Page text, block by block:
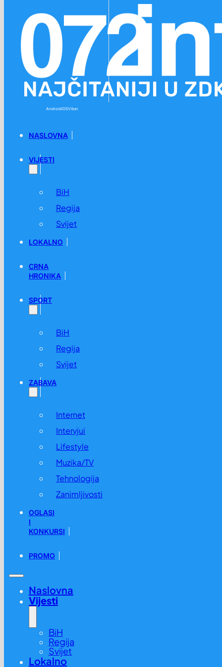
AndroidiOSViber
NASLOVNA
VIJESTI
BiH
Regija
Svijet
LOKALNO
CRNA
HRONIKA
SPORT
BiH
Regija
Svijet
ZABAVA
Internet
Intervjui
Lifestyle
Muzika/TV
Tehnologija
Zanimljivosti
OGLASI
I
KONKURSI
PROMO
Naslovna
Vijesti
BiH
Regija
Svijet
Lokalno